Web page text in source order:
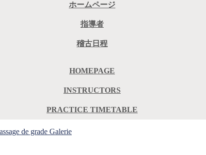
ホームページ
指導者
稽古日程
HOMEPAGE
INSTRUCTORS
PRACTICE TIMETABLE
de grade Galerie